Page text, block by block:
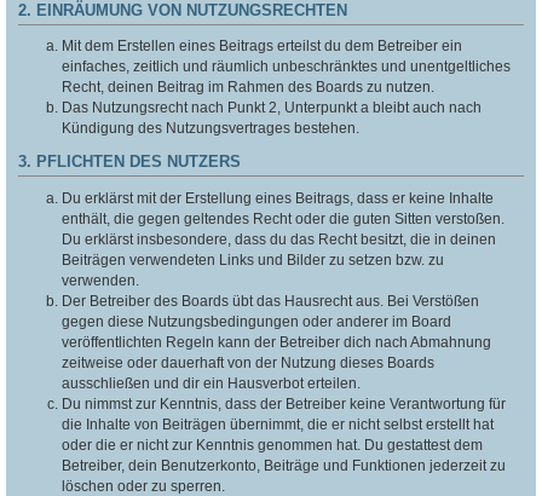
2. EINRÄUMUNG VON NUTZUNGSRECHTEN
Mit dem Erstellen eines Beitrags erteilst du dem Betreiber ein
einfaches, zeitlich und räumlich unbeschränktes und unentgeltliches
Recht, deinen Beitrag im Rahmen des Boards zu nutzen.
Das Nutzungsrecht nach Punkt 2, Unterpunkt a bleibt auch nach
Kündigung des Nutzungsvertrages bestehen.
3. PFLICHTEN DES NUTZERS
Du erklärst mit der Erstellung eines Beitrags, dass er keine Inhalte
enthält, die gegen geltendes Recht oder die guten Sitten verstoßen.
Du erklärst insbesondere, dass du das Recht besitzt, die in deinen
Beiträgen verwendeten Links und Bilder zu setzen bzw. zu
verwenden.
Der Betreiber des Boards übt das Hausrecht aus. Bei Verstößen
gegen diese Nutzungsbedingungen oder anderer im Board
veröffentlichten Regeln kann der Betreiber dich nach Abmahnung
zeitweise oder dauerhaft von der Nutzung dieses Boards
ausschließen und dir ein Hausverbot erteilen.
Du nimmst zur Kenntnis, dass der Betreiber keine Verantwortung für
die Inhalte von Beiträgen übernimmt, die er nicht selbst erstellt hat
oder die er nicht zur Kenntnis genommen hat. Du gestattest dem
Betreiber, dein Benutzerkonto, Beiträge und Funktionen jederzeit zu
löschen oder zu sperren.